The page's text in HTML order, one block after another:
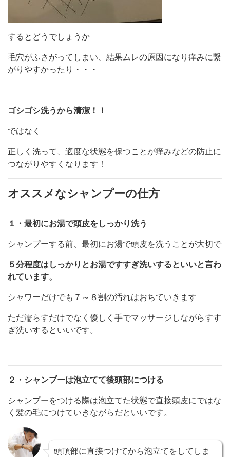
するとどうでしょうか
毛穴がふさがってしまい、結果ムレの原因になり痒みに繋
がりやすかったり・・・
ゴシゴシ洗うから清潔！！
ではなく
正しく洗って、適度な状態を保つことが痒みなどの防止に
つながりやすくなります！
オススメなシャンプーの仕方
１・最初にお湯で頭皮をしっかり洗う
シャンプーする前、最初にお湯で頭皮を洗うことが大切で
５分程度はしっかりとお湯ですすぎ洗いするといいと言わ
れています。
シャワーだけでも７～８割の汚れはおちていきます
ただ濡らすだけでなく優しく手でマッサージしながらすす
ぎ洗いするといいです。
２・シャンプーは泡立てて後頭部につける
シャンプーをつける際は泡立てた状態で直接頭皮にではな
く髪の毛につけていきながらだといいです。
頭頂部に直接つけてから泡立てをしてしま